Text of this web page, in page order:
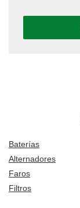
Baterías
Alternadores
Faros
Filtros